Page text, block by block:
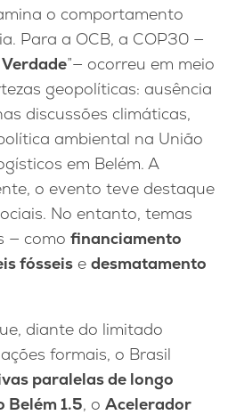
o comportamento
Para a OCB, a COP30 —
Verdade”— ocorreu em meio
geopolíticas: ausência
discussões climáticas,
ambiental na União
em Belém. A
o evento teve destaque
No entanto, temas
— como financiamento
fósseis e desmatamento
diante do limitado
formais, o Brasil
paralelas de longo
Belém 1.5, o Acelerador